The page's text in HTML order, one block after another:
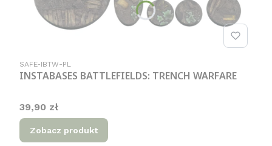
Kod produktu
SAFE-IBTW-PL
INSTABASES BATTLEFIELDS: TRENCH WARFARE
Cena
39,90 zł
Zobacz produkt